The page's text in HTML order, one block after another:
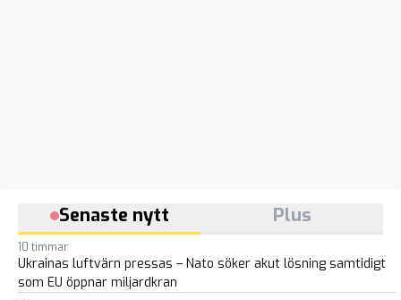
Senaste nytt Plus
10 timmar
Ukrainas luftvärn pressas – Nato söker akut lösning samtidigt
som EU öppnar miljardkran